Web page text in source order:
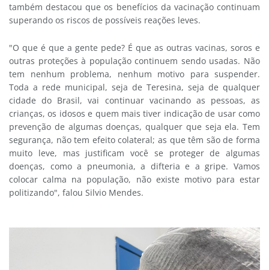
também destacou que os benefícios da vacinação continuam
superando os riscos de possíveis reações leves.
"O que é que a gente pede? É que as outras vacinas, soros e
outras proteções à população continuem sendo usadas. Não
tem nenhum problema, nenhum motivo para suspender.
Toda a rede municipal, seja de Teresina, seja de qualquer
cidade do Brasil, vai continuar vacinando as pessoas, as
crianças, os idosos e quem mais tiver indicação de usar como
prevenção de algumas doenças, qualquer que seja ela. Tem
segurança, não tem efeito colateral; as que têm são de forma
muito leve, mas justificam você se proteger de algumas
doenças, como a pneumonia, a difteria e a gripe. Vamos
colocar calma na população, não existe motivo para estar
politizando", falou Silvio Mendes.